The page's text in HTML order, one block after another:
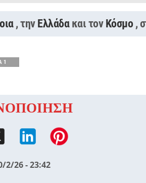
, την Ελλάδα και τον Κόσμο ,
1
2/26 - 23:42